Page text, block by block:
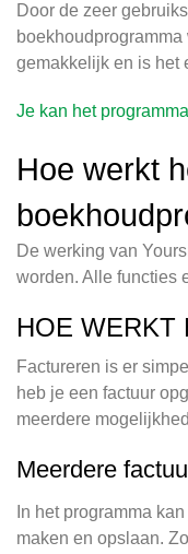
Door de zeer
gemakkelijk en is het
Je kan het
Hoe werkt
De werking van
worden. Alle functies
HOE WERKT
Factureren is er
heb je een factuur
meerdere
Meerdere
In het programma
maken en opslaan.